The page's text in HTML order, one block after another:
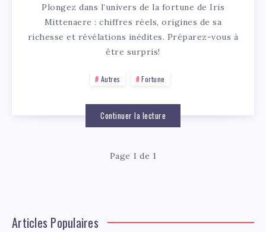
Plongez dans l’univers de la fortune de Iris
Mittenaere : chiffres réels, origines de sa
richesse et révélations inédites. Préparez-vous à
être surpris!
Autres Fortune
Continuer la lecture
Page 1 de 1
Articles Populaires